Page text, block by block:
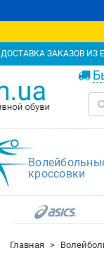
ДОСТАВКА ЗАКАЗОВ ИЗ
кроссовки
Главная